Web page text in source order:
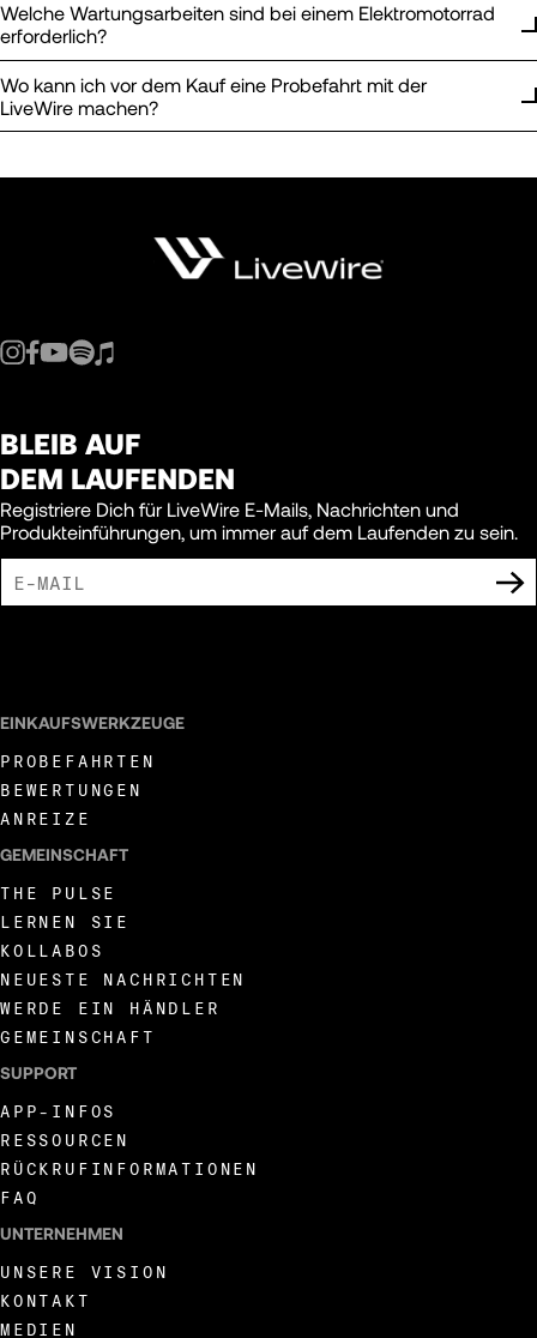
Welche Wartungsarbeiten sind bei einem Elektromotorrad
erforderlich?
Wo kann ich vor dem Kauf eine Probefahrt mit der
LiveWire machen?
BLEIB AUF
DEM LAUFENDEN
Registriere Dich für LiveWire E-Mails, Nachrichten und
Produkteinführungen, um immer auf dem Laufenden zu sein.
EINKAUFSWERKZEUGE
PROBEFAHRTEN
BEWERTUNGEN
ANREIZE
GEMEINSCHAFT
THE PULSE
LERNEN SIE
KOLLABOS
NEUESTE NACHRICHTEN
WERDE EIN HÄNDLER
GEMEINSCHAFT
SUPPORT
APP-INFOS
RESSOURCEN
RÜCKRUFINFORMATIONEN
FAQ
UNTERNEHMEN
UNSERE VISION
KONTAKT
MEDIEN